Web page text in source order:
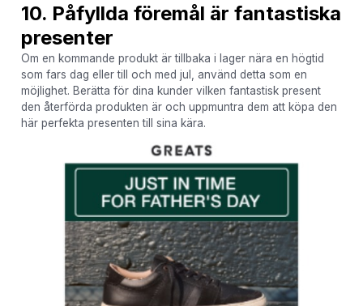
10. Påfyllda föremål är fantastiska
presenter
Om en kommande produkt är tillbaka i lager nära en högtid
som fars dag eller till och med jul, använd detta som en
möjlighet. Berätta för dina kunder vilken fantastisk present
den återförda produkten är och uppmuntra dem att köpa den
här perfekta presenten till sina kära.